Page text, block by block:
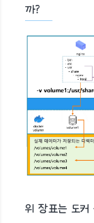
까?
위 장표는 도